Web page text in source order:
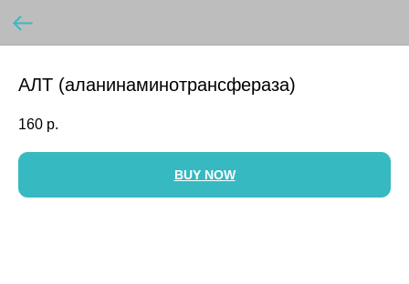
АЛТ (аланинаминотрансфераза)
160 р.
BUY NOW